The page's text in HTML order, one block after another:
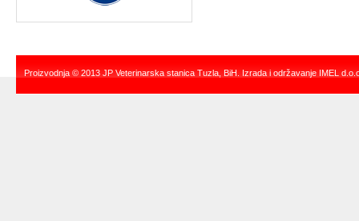
Proizvodnja © 2013 JP Veterinarska stanica Tuzla, BiH. Izrada i održavanje IMEL